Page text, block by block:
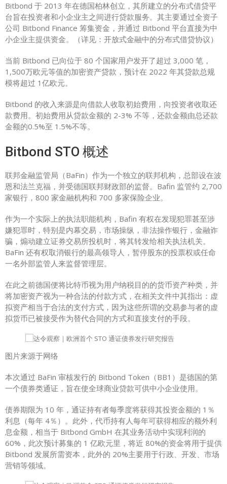
Bitbond 于 2013 年在德国柏林创立，其所建立的分布式借贷平
台旨在投资者和小企业主之间进行贷款服务。其主要通过全资子
公司 Bitbond Finance 筹集资金，并通过 Bitbond 平台直接为中
小企业主提供资金。（详见：开放式金融中的分布式借贷协议）
当前 Bitbond 已向位于 80 个国家用户发开了超过 3,000 笔，
1,500万欧元等值的加密资产贷款，预计在 2022 年其贷款总规
模将超过 1亿欧元。
Bitbond 的收入来源是向借款人收取初始费用，向投资者收取还
款费用。初始费用从贷款金额的 2-3% 不等，还款金额由总还款
金额的0.5%至 1.5%不等。
Bitbond STO 概述
联邦金融监管局（BaFin）作为一个独立的联邦机构，总部设在波
恩和法兰克福，并受德国联邦财政部的监督。Bafin 监管约 2,700
家银行，800 家金融机构和 700 多家保险企业。
作为一个实际上的执法职能机构，Bafin 有权在发现犯罪甚至涉
嫌犯罪时，特别是内幕交易，市场操纵，非法操作银行，金融诈
骗，煽动建立证券交易所投机时，将其转发给相关执法机关。
BaFin 还有权取消银行的最高领导人，暂停股东的投票权或任命
一名外部监管人来监督管理层。
在此之前德国便将比特币视为用户纳税目的的货币资产种类，并
将加密资产视为一种合法的付款方式，在相关文件中其指出：虚
拟资产相当于合法的支付方式，因为这些所谓的交易参与者的虚
拟货币已被接受作为替代合同的方式和直接支付的手段。
图片来源于网络
本次通过 BaFin 审核发行的 Bitbond Token（BB1）是德国的第
一个债券类通证，旨在使全球商业贷款可供中小企业使用。
债券期限为 10 年，通证持有者每季度将获得其投资金额的 1％
利息（每年 4％）。此外，代币持有人每年可获得相应的额外利
息金额，相当于 Bitbond GmbH 在其业务活动中实现利润的
60%，此次预计募集的 1 亿欧元里，将近 80%的资金将用于提供
Bitbond 发展所需资本，此外的 20%主要用于行政、开发、市场
营销等领域。